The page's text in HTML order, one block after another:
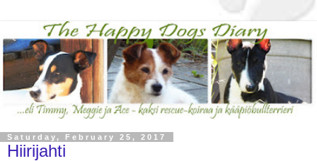
Saturday, February 25, 2017
Hiirijahti